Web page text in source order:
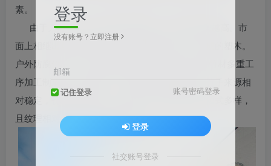
素。
由于天然的户外木材越来越稀缺，价格也越来越高。市
面上相继出现很多替代用品，如重组的竹木，合成的塑木。
户外防腐竹材，又称“竹重组型材”或“竹丝板”是将竹材多重工
序加工制成的一种密度大、强度高的结构用材。竹子来源相
对稳定，价格相对适中，经过加工可制成的材料款式多样，
且纹理相对天然木材细腻而精致。
登录
没有账号？立即注册
邮箱
记住登录 账号密码登录
登录
社交账号登录